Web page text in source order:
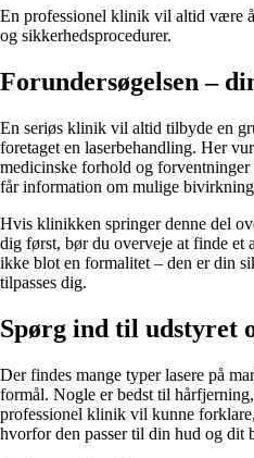
En professionel klinik vil altid være
og sikkerhedsprocedurer.
Forundersøgelsen –
En seriøs klinik vil altid tilbyde en
foretaget en laserbehandling. Her
medicinske forhold og forventninger
får information om mulige
Hvis klinikken springer denne del
dig først, bør du overveje at finde et
ikke blot en formalitet – den er din
tilpasses dig.
Spørg ind til udstyret
Der findes mange typer lasere på
formål. Nogle er bedst til
professionel klinik vil kunne
hvorfor den passer til din hud og dit